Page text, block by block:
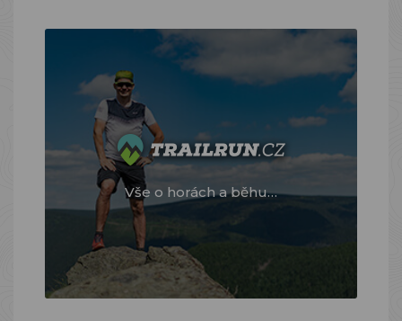
Vše o horách a běhu…